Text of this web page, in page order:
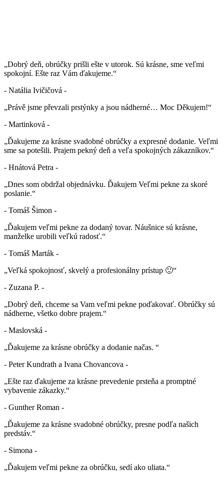
„Dobrý deň, obrúčky prišli ešte v utorok. Sú krásne, sme veľmi
spokojní. Ešte raz Vám ďakujeme.“
- Natália Ivičičová -
„Právě jsme převzali prstýnky a jsou nádherné… Moc Děkujem!“
- Martinková -
„Ďakujeme za krásne svadobné obrúčky a expresné dodanie. Veľmi
sme sa potešili. Prajem pekný deň a veľa spokojných zákazníkov.“
- Hnátová Petra -
„Dnes som obdržal objednávku. Ďakujem Veľmi pekne za skoré
poslanie.“
- Tomáš Šimon -
„Ďakujem veľmi pekne za dodaný tovar. Náušnice sú krásne,
manželke urobili veľkú radosť.“
- Tomáš Marták -
„Veľká spokojnosť, skvelý a profesionálny prístup 🙂“
- Zuzana P. -
„Dobrý deň, chceme sa Vam veľmi pekne poďakovať. Obrúčky sú
nádherne, všetko dobre prajem.“
- Maslovská -
„Ďakujeme za krásne obrúčky a dodanie načas. “
- Peter Kundrath a Ivana Chovancova -
„Ešte raz ďakujeme za krásne prevedenie prsteňa a promptné
vybavenie zákazky.“
- Gunther Roman -
„Ďakujeme za krásne svadobné obrúčky, presne podľa našich
predstáv.“
- Simona -
„Ďakujem veľmi pekne za obrúčku, sedí ako uliata.“